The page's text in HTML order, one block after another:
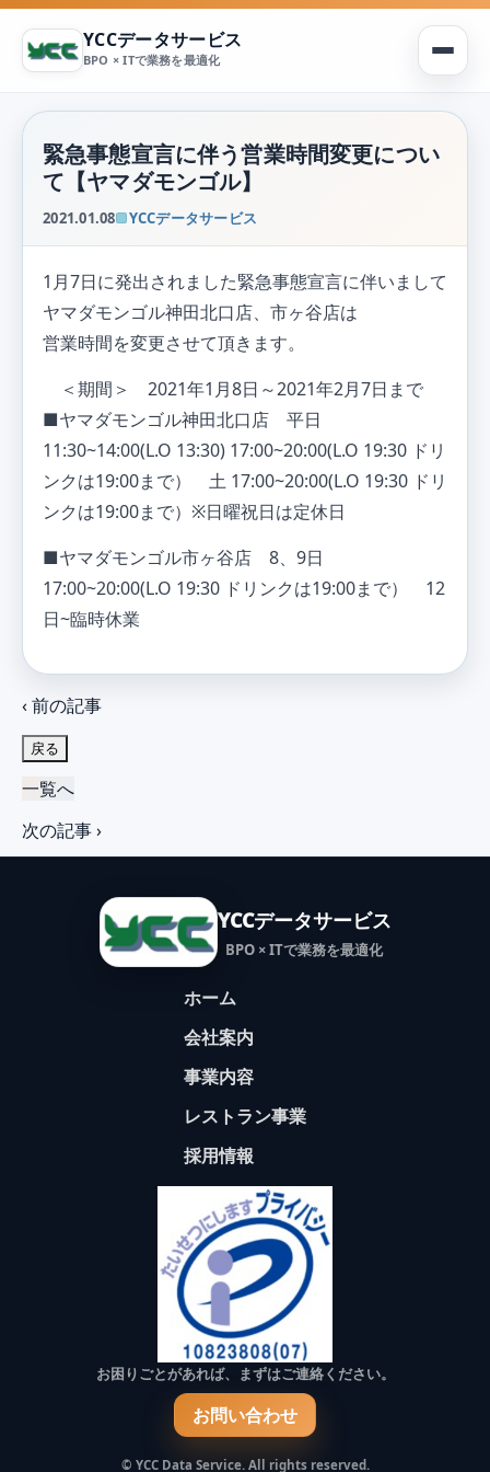
YCCデータサービス
BPO × ITで業務を最適化
緊急事態宣言に伴う営業時間変更につい
て【ヤマダモンゴル】
2021.01.08 YCCデータサービス
1月7日に発出されました緊急事態宣言に伴いまして
ヤマダモンゴル神田北口店、市ヶ谷店は
営業時間を変更させて頂きます。
＜期間＞ 2021年1月8日～2021年2月7日まで
■ヤマダモンゴル神田北口店 平日
11:30~14:00(L.O 13:30) 17:00~20:00(L.O 19:30 ドリ
ンクは19:00まで） 土 17:00~20:00(L.O 19:30 ドリ
ンクは19:00まで）※日曜祝日は定休日
■ヤマダモンゴル市ヶ谷店 8、9日
17:00~20:00(L.O 19:30 ドリンクは19:00まで） 12
日~臨時休業
‹ 前の記事
戻る
一覧へ
次の記事 ›
YCCデータサービス
BPO × ITで業務を最適化
ホーム
会社案内
事業内容
レストラン事業
採用情報
お困りごとがあれば、まずはご連絡ください。
お問い合わせ
© YCC Data Service. All rights reserved.